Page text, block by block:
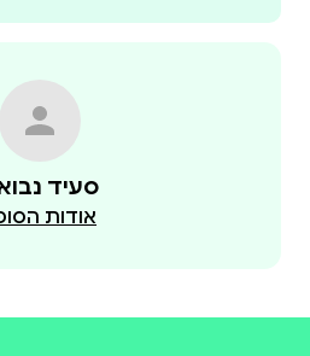
סעיד
אודות